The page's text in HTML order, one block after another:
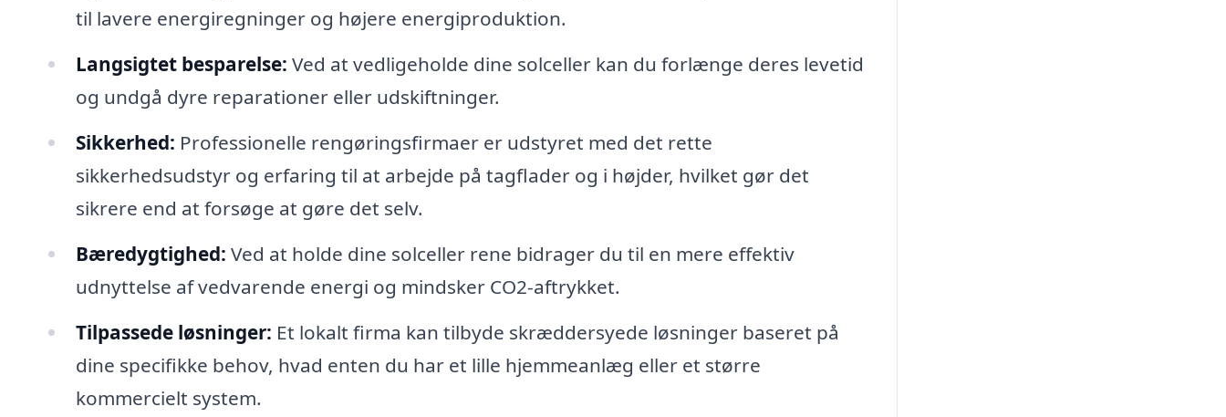
til lavere energiregninger og højere energiproduktion.
Langsigtet besparelse: Ved at vedligeholde dine solceller kan du forlænge deres levetid
og undgå dyre reparationer eller udskiftninger.
Sikkerhed: Professionelle rengøringsfirmaer er udstyret med det rette
sikkerhedsudstyr og erfaring til at arbejde på tagflader og i højder, hvilket gør det
sikrere end at forsøge at gøre det selv.
Bæredygtighed: Ved at holde dine solceller rene bidrager du til en mere effektiv
udnyttelse af vedvarende energi og mindsker CO2-aftrykket.
Tilpassede løsninger: Et lokalt firma kan tilbyde skræddersyede løsninger baseret på
dine specifikke behov, hvad enten du har et lille hjemmeanlæg eller et større
kommercielt system.